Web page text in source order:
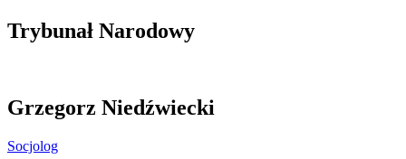
Trybunał Narodowy
Grzegorz Niedźwiecki
Socjolog